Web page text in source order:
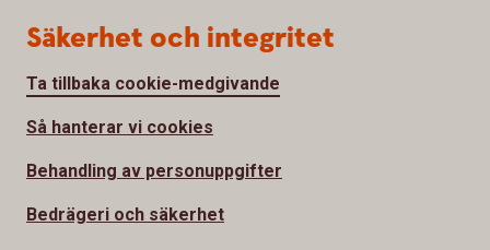
Säkerhet och integritet
Ta tillbaka cookie-medgivande
Så hanterar vi cookies
Behandling av personuppgifter
Bedrägeri och säkerhet